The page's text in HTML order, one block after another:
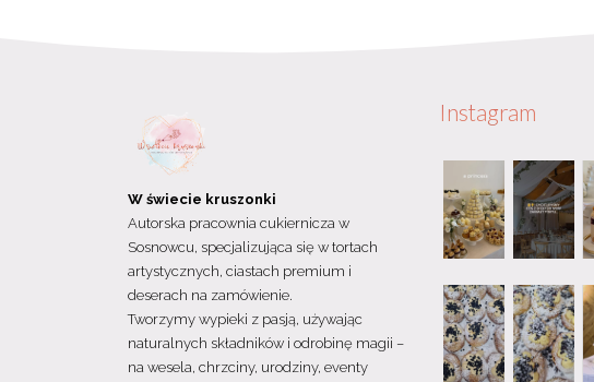
W świecie kruszonki
Autorska pracownia cukiernicza w
Sosnowcu, specjalizująca się w tortach
artystycznych, ciastach premium i
deserach na zamówienie.
Tworzymy wypieki z pasją, używając
naturalnych składników i odrobinę magii –
na wesela, chrzciny, urodziny, eventy
Instagram